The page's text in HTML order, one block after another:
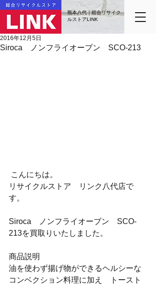
熊本八代｜総合リサイク
ルストアLINK
Siroca ノンフライオーブン SCO-213
2016年12月5日
こんにちは。
リサイクルストア　リンク八代店で
す。
Siroca　ノンフライオーブン　SCO-
213を買取りいたしました。
商品説明
油を使わず揚げ物ができるヘルシーな
コンベクション料理に加え　トースト